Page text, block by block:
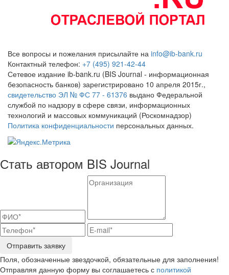
Все вопросы и пожелания присылайте на info@ib-bank.ru
Контактный телефон: +7 (495) 921-42-44
Сетевое издание ib-bank.ru (BIS Journal - информационная
безопасность банков) зарегистрировано 10 апреля 2015г.,
свидетельство ЭЛ № ФС 77 - 61376 выдано Федеральной
службой по надзору в сфере связи, информационных
технологий и массовых коммуникаций (Роскомнадзор)
Политика конфиденциальности персональных данных.
Стать автором BIS Journal
Отправить заявку
Поля, обозначенные звездочкой, обязательные для заполнения!
Отправляя данную форму вы соглашаетесь с политикой